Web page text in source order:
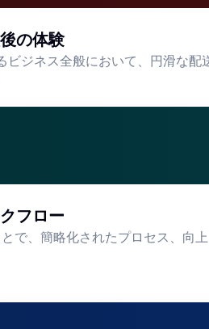
の体験
ビジネス全般において、円滑な
フロー
で、簡略化されたプロセス、向